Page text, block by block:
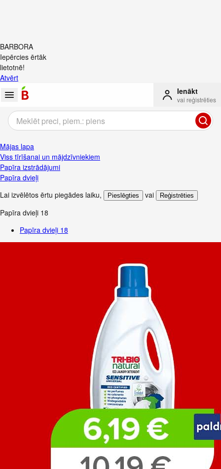
BARBORA
Iepērcies ērtāk
lietotnē!
Atvērt
Ienākt
vai reģistrēties
Mājas lapa
Viss tīrīšanai un mājdzīvniekiem
Papīra izstrādājumi
Papīra dvieļi
Lai izvēlētos ērtu piegādes laiku, Pieslēgties vai Reģistrēties
Papīra dvieļi 18
Papīra dvieļi 18